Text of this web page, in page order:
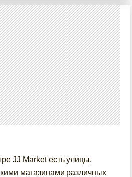
JJ Market есть улицы,
магазинами различных